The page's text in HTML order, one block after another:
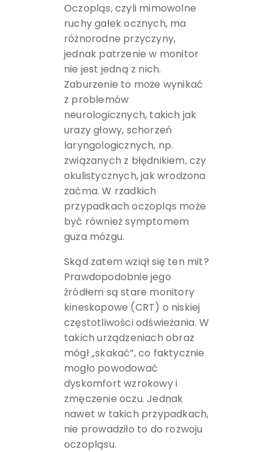
Oczopląs, czyli mimowolne
ruchy gałek ocznych, ma
różnorodne przyczyny,
jednak patrzenie w monitor
nie jest jedną z nich.
Zaburzenie to może wynikać
z problemów
neurologicznych, takich jak
urazy głowy, schorzeń
laryngologicznych, np.
związanych z błędnikiem, czy
okulistycznych, jak wrodzona
zaćma. W rzadkich
przypadkach oczopląs może
być również symptomem
guza mózgu.
Skąd zatem wziął się ten mit?
Prawdopodobnie jego
źródłem są stare monitory
kineskopowe (CRT) o niskiej
częstotliwości odświeżania. W
takich urządzeniach obraz
mógł „skakać”, co faktycznie
mogło powodować
dyskomfort wzrokowy i
zmęczenie oczu. Jednak
nawet w takich przypadkach,
nie prowadziło to do rozwoju
oczopląsu.